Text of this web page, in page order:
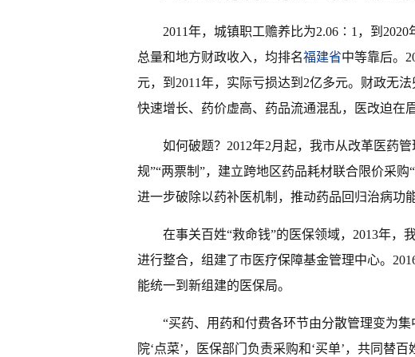
2011年，城镇职工赡养比为2.06∶1，到
总量和地方财政收入，均排名福建省中等靠后。
元，到2011年，实际亏损达到2亿多元。财政无
快速增长、药价虚高、药品流通混乱，医改迫在眉
如何破题？2012年2月起，我市从改革医药
规”“两票制”，建立跨地区药品耗材联合限价采购
进一步破除以药补医机制，推动药品回归治病功能
在事关百姓“救命钱”的医保领域，2013年，
进行整合，组建了市医疗保障基金管理中心。
能统一到新组建的医保局。
“买药、用药和付费各环节由分散管理变为
院‘点菜’，医保部门负责采购和‘买单’，共同替